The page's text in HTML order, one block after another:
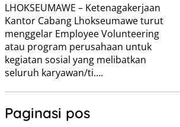
LHOKSEUMAWE – Ketenagakerjaan
Kantor Cabang Lhokseumawe turut
menggelar Employee Volunteering
atau program perusahaan untuk
kegiatan sosial yang melibatkan
seluruh karyawan/ti….
Paginasi pos